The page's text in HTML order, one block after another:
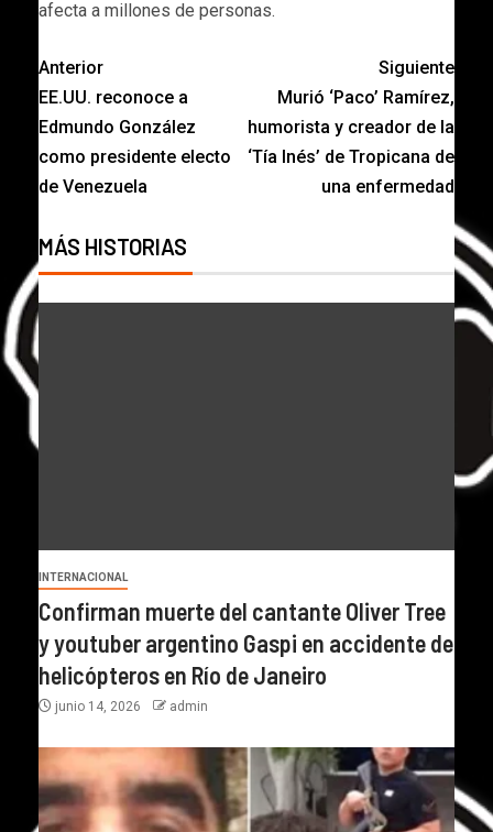
afecta a millones de personas.
Anterior
EE.UU. reconoce a
Edmundo González
como presidente electo
de Venezuela
Siguiente
Murió ‘Paco’ Ramírez,
humorista y creador de la
‘Tía Inés’ de Tropicana de
una enfermedad
MÁS HISTORIAS
INTERNACIONAL
Confirman muerte del cantante Oliver Tree
y youtuber argentino Gaspi en accidente de
helicópteros en Río de Janeiro
junio 14, 2026 admin